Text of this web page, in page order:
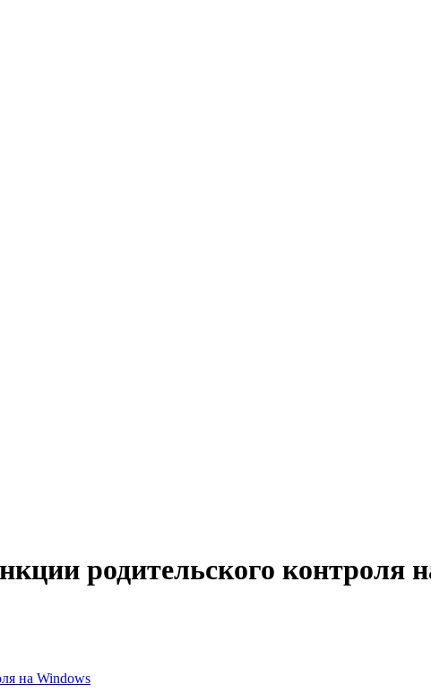
родительского контроля